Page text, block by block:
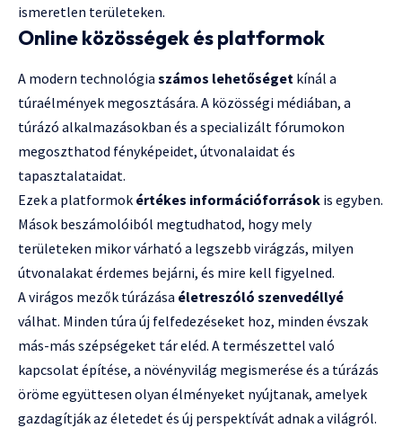
ismeretlen területeken.
Online közösségek és platformok
A modern technológia számos lehetőséget kínál a
túraélmények megosztására. A közösségi médiában, a
túrázó alkalmazásokban és a specializált fórumokon
megoszthatod fényképeidet, útvonalaidat és
tapasztalataidat.
Ezek a platformok értékes információforrások is egyben.
Mások beszámolóiból megtudhatod, hogy mely
területeken mikor várható a legszebb virágzás, milyen
útvonalakat érdemes bejárni, és mire kell figyelned.
A virágos mezők túrázása életreszóló szenvedéllyé
válhat. Minden túra új felfedezéseket hoz, minden évszak
más-más szépségeket tár eléd. A természettel való
kapcsolat építése, a növényvilág megismerése és a túrázás
öröme együttesen olyan élményeket nyújtanak, amelyek
gazdagítják az életedet és új perspektívát adnak a világról.